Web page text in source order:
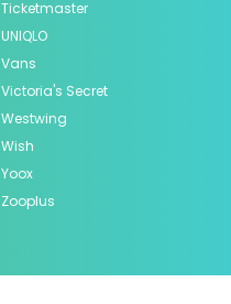
Ticketmaster
UNIQLO
Vans
Victoria's Secret
Westwing
Wish
Yoox
Zooplus